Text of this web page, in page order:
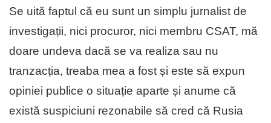
Se uită faptul că eu sunt un simplu jurnalist de
investigații, nici procuror, nici membru CSAT, mă
doare undeva dacă se va realiza sau nu
tranzacția, treaba mea a fost și este să expun
opiniei publice o situație aparte și anume că
există suspiciuni rezonabile să cred că Rusia